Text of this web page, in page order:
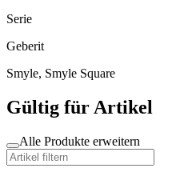
Serie
Geberit
Smyle, Smyle Square
Gültig für Artikel
Alle Produkte erweitern